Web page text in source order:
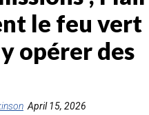
le feu vert
opérer des
April 15, 2026